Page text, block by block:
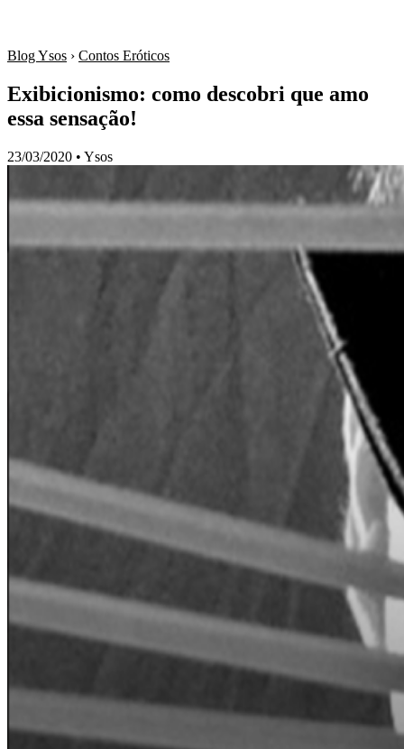
Blog Ysos › Contos Eróticos
Exibicionismo: como descobri que amo
essa sensação!
23/03/2020 • Ysos